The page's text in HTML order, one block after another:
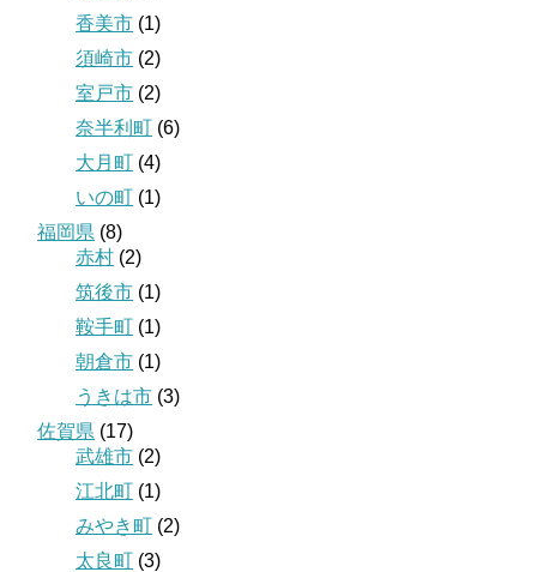
香美市 (1)
須崎市 (2)
室戸市 (2)
奈半利町 (6)
大月町 (4)
いの町 (1)
福岡県 (8)
赤村 (2)
筑後市 (1)
鞍手町 (1)
朝倉市 (1)
うきは市 (3)
佐賀県 (17)
武雄市 (2)
江北町 (1)
みやき町 (2)
太良町 (3)